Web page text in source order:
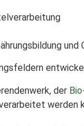
und
der
werden